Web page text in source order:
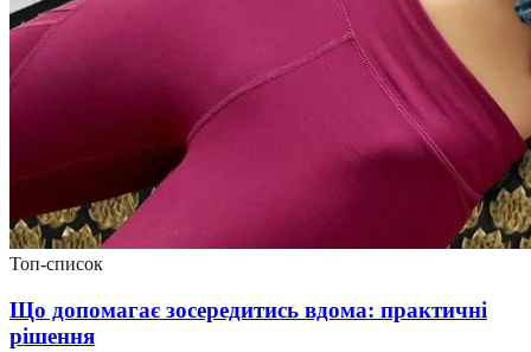
Топ-список
Що допомагає зосередитись вдома: практичні
рішення